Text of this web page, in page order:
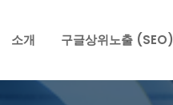
소개 구글상위노출 (SEO)